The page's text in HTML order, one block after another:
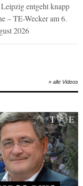
entgeht knapp
– TE-Wecker am 6.
2026
» alle Videos